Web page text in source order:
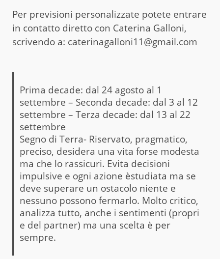
Per previsioni personalizzate potete entrare
in contatto diretto con Caterina Galloni,
scrivendo a: caterinagalloni11@gmail.com
Prima decade: dal 24 agosto al 1
settembre – Seconda decade: dal 3 al 12
settembre – Terza decade: dal 13 al 22
settembre
Segno di Terra- Riservato, pragmatico,
preciso, desidera una vita forse modesta
ma che lo rassicuri. Evita decisioni
impulsive e ogni azione èstudiata ma se
deve superare un ostacolo niente e
nessuno possono fermarlo. Molto critico,
analizza tutto, anche i sentimenti (propri
e del partner) ma una scelta è per
sempre.